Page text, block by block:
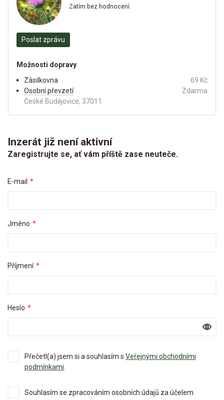
Zatím bez hodnocení.
Poslat zprávu
Možnosti dopravy
Zásilkovna
69 Kč
Osobní převzetí
České Budějovice, 37011
Zdarma
Inzerát již není aktivní
Zaregistrujte se, ať vám příště zase neuteče.
E-mail *
Jméno *
Příjmení *
Heslo *
Přečetl(a) jsem si a souhlasím s Veřejnými obchodními
podmínkami.
Souhlasím se zpracováním osobních údajů za účelem